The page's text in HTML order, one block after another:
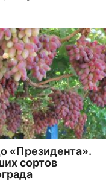
«Президента».
сортов